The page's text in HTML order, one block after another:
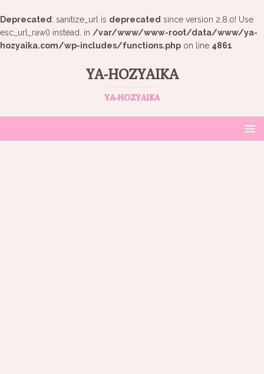
Deprecated : sanitize_url is deprecated since version 2.8.0! Use
esc_url_raw() instead. in /var/www/www-root/data/www/ya-
hozyaika.com/wp-includes/functions.php on line 4861
YA-HOZYAIKA
YA-HOZYAIKA